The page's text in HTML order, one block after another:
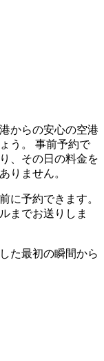
からの安心の空港
う。 事前予約で
、その日の料金を
りません。
に予約できます。
までお送りしま
た最初の瞬間から